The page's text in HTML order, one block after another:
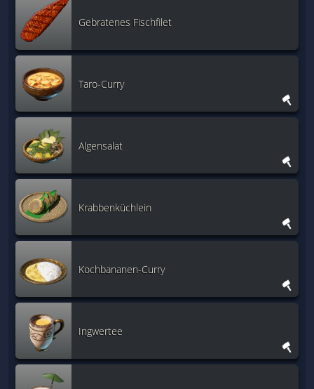
Gebratenes Fischfilet
Taro-Curry
Algensalat
Krabbenküchlein
Kochbananen-Curry
Ingwertee